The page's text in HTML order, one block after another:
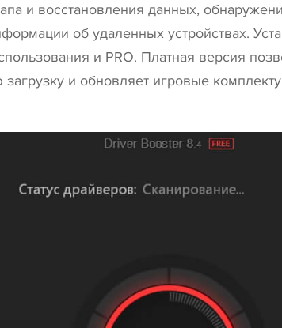
и восстановления данных,
об удаленных устройствах.
и PRO. Платная версия
загрузку и обновляет игровые